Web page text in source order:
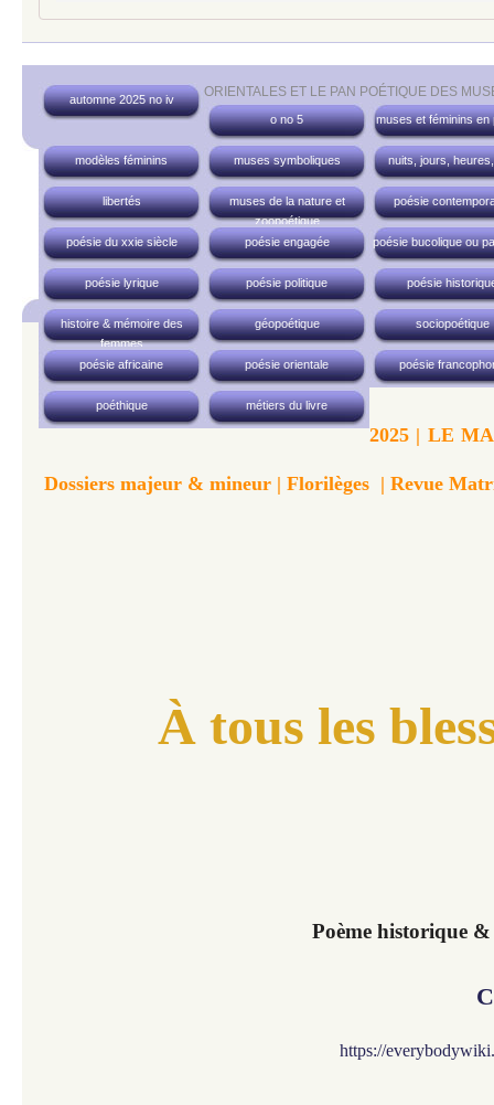
ORIENTALES ET LE PAN POÉTIQUE DES
automne 2025 no iv
o no 5
muses et féminins en
modèles féminins muses symboliques nuits, jours,
libertés
muses de la nature et
zoopoétique
poésie
poésie du xxie siècle poésie engagée poésie bucolique ou
poésie lyrique poésie politique poésie
histoire & mémoire des
femmes
géopoétique sociopoétique
poésie africaine poésie orientale poésie
poéthique métiers du livre
2025 | LE
Dossiers majeur & mineur | Florilèges | Revue
À tous les
Poème historique
https://